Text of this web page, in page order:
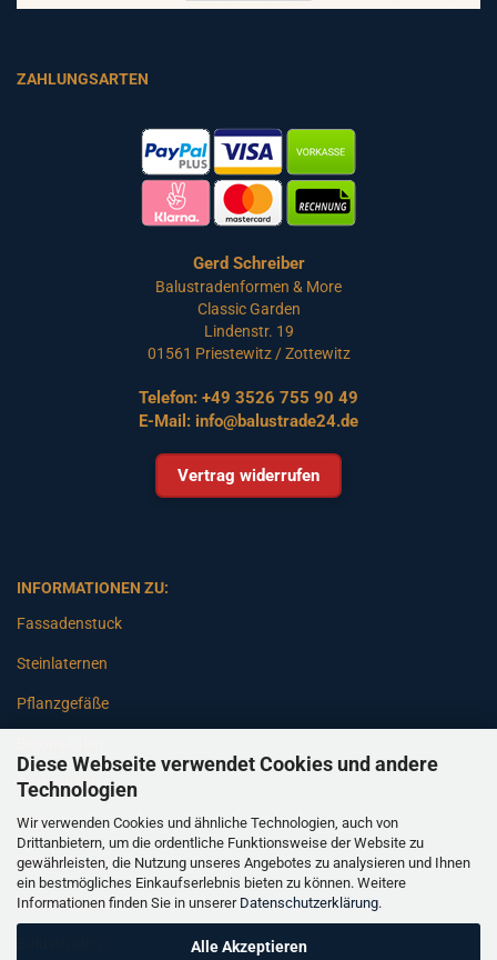
Diese Webseite verwendet Cookies und andere
Technologien
Wir verwenden Cookies und ähnliche Technologien, auch von
Drittanbietern, um die ordentliche Funktionsweise der Website zu
gewährleisten, die Nutzung unseres Angebotes zu analysieren und Ihnen
ein bestmögliches Einkaufserlebnis bieten zu können. Weitere
Informationen finden Sie in unserer Datenschutzerklärung.
Alle Akzeptieren
ZAHLUNGSARTEN
Gerd Schreiber
Balustradenformen & More
Classic Garden
Lindenstr. 19
01561 Priestewitz / Zottewitz
Telefon: +49 3526 755 90 49
E-Mail: info@balustrade24.de
Vertrag widerrufen
INFORMATIONEN ZU:
Fassadenstuck
Steinlaternen
Pflanzgefäße
Gartenbänke
Pfeiler
Gartenbrunnen
Gartenfiguren